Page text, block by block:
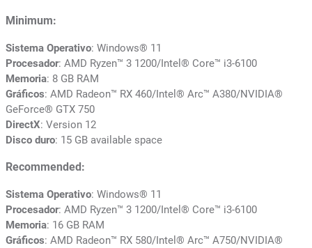
Minimum:
Sistema Operativo: Windows® 11
Procesador: AMD Ryzen™ 3 1200/Intel® Core™ i3-6100
Memoria: 8 GB RAM
Gráficos: AMD Radeon™ RX 460/Intel® Arc™ A380/NVIDIA®
GeForce® GTX 750
DirectX: Version 12
Disco duro: 15 GB available space
Recommended:
Sistema Operativo: Windows® 11
Procesador: AMD Ryzen™ 3 1200/Intel® Core™ i3-6100
Memoria: 16 GB RAM
Gráficos: AMD Radeon™ RX 580/Intel® Arc™ A750/NVIDIA®